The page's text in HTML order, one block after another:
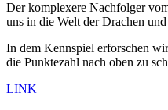
Der komplexere Nachfolger
uns in die Welt der Drachen
In dem Kennspiel erforschen
die Punktezahl nach oben zu
LINK